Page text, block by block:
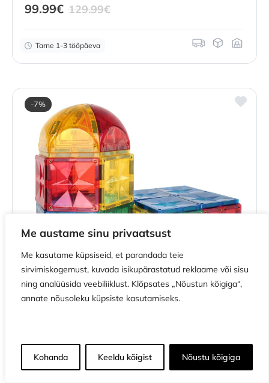
Me austame sinu privaatsust
Me kasutame küpsiseid, et parandada teie
sirvimiskogemust, kuvada isikupärastatud reklaame või sisu
ning analüüsida veebiliiklust. Klõpsates „Nõustun kõigiga“,
annate nõusoleku küpsiste kasutamiseks.
Kohanda Keeldu kõigist Nõustu kõigiga
99.99€ Current
is:
99.99
129.99€Original
Tarne 1-3 tööpäeva
-7%
Lisa korvi